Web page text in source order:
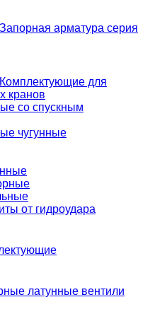
Запорная арматура серия
Комплектующие для
кранов
со спускным
чугунные
от гидроудара
латунные вентили